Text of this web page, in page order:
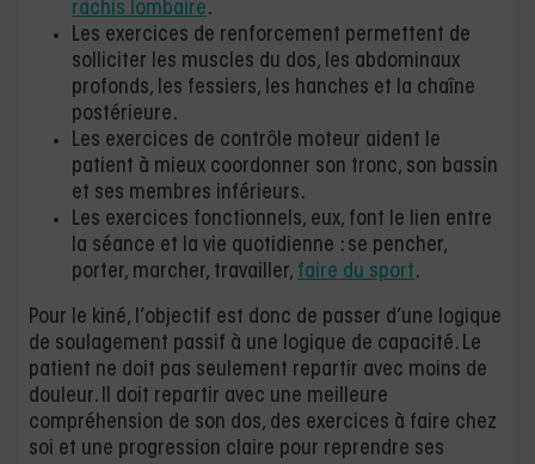
rachis lombaire.
Les exercices de renforcement permettent de
solliciter les muscles du dos, les abdominaux
profonds, les fessiers, les hanches et la chaîne
postérieure.
Les exercices de contrôle moteur aident le
patient à mieux coordonner son tronc, son bassin
et ses membres inférieurs.
Les exercices fonctionnels, eux, font le lien entre
la séance et la vie quotidienne : se pencher,
porter, marcher, travailler, faire du sport.
Pour le kiné, l’objectif est donc de passer d’une logique
de soulagement passif à une logique de capacité. Le
patient ne doit pas seulement repartir avec moins de
douleur. Il doit repartir avec une meilleure
compréhension de son dos, des exercices à faire chez
soi et une progression claire pour reprendre ses